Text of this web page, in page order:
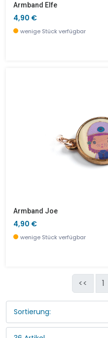
Armband Elfe
4,90 €
wenige Stück verfügbar
Armband Joe
4,90 €
wenige Stück verfügbar
<< 1